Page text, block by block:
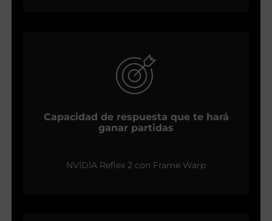
Capacidad de respuesta que te hará
ganar partidas
NVIDIA Reflex 2 con Frame Warp